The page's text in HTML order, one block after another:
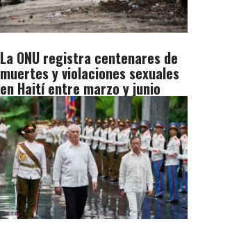
La ONU registra centenares de
muertes y violaciones sexuales
en Haití entre marzo y junio